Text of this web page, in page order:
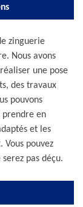
zinguerie
Nous avons
une pose
des travaux
pouvons
prendre en
et les
Vous pouvez
pas déçu.